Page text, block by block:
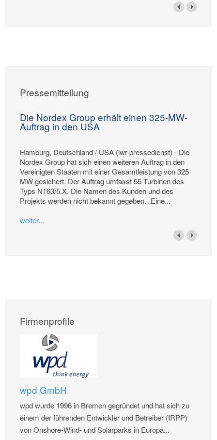
Pressemitteilung
Die Nordex Group erhält einen 325-MW-
Auftrag in den USA
Hamburg, Deutschland / USA (iwr-pressedienst) - Die
Nordex Group hat sich einen weiteren Auftrag in den
Vereinigten Staaten mit einer Gesamtleistung von 325
MW gesichert. Der Auftrag umfasst 55 Turbinen des
Typs N163/5.X. Die Namen des Kunden und des
Projekts werden nicht bekannt gegeben. „Eine...
weiter...
Firmenprofile
wpd GmbH
wpd wurde 1996 in Bremen gegründet und hat sich zu
einem der führenden Entwickler und Betreiber (IRPP)
von Onshore-Wind- und Solarparks in Europa...